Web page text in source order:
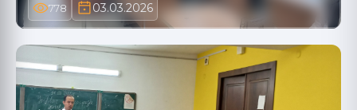
778 03.03.2026